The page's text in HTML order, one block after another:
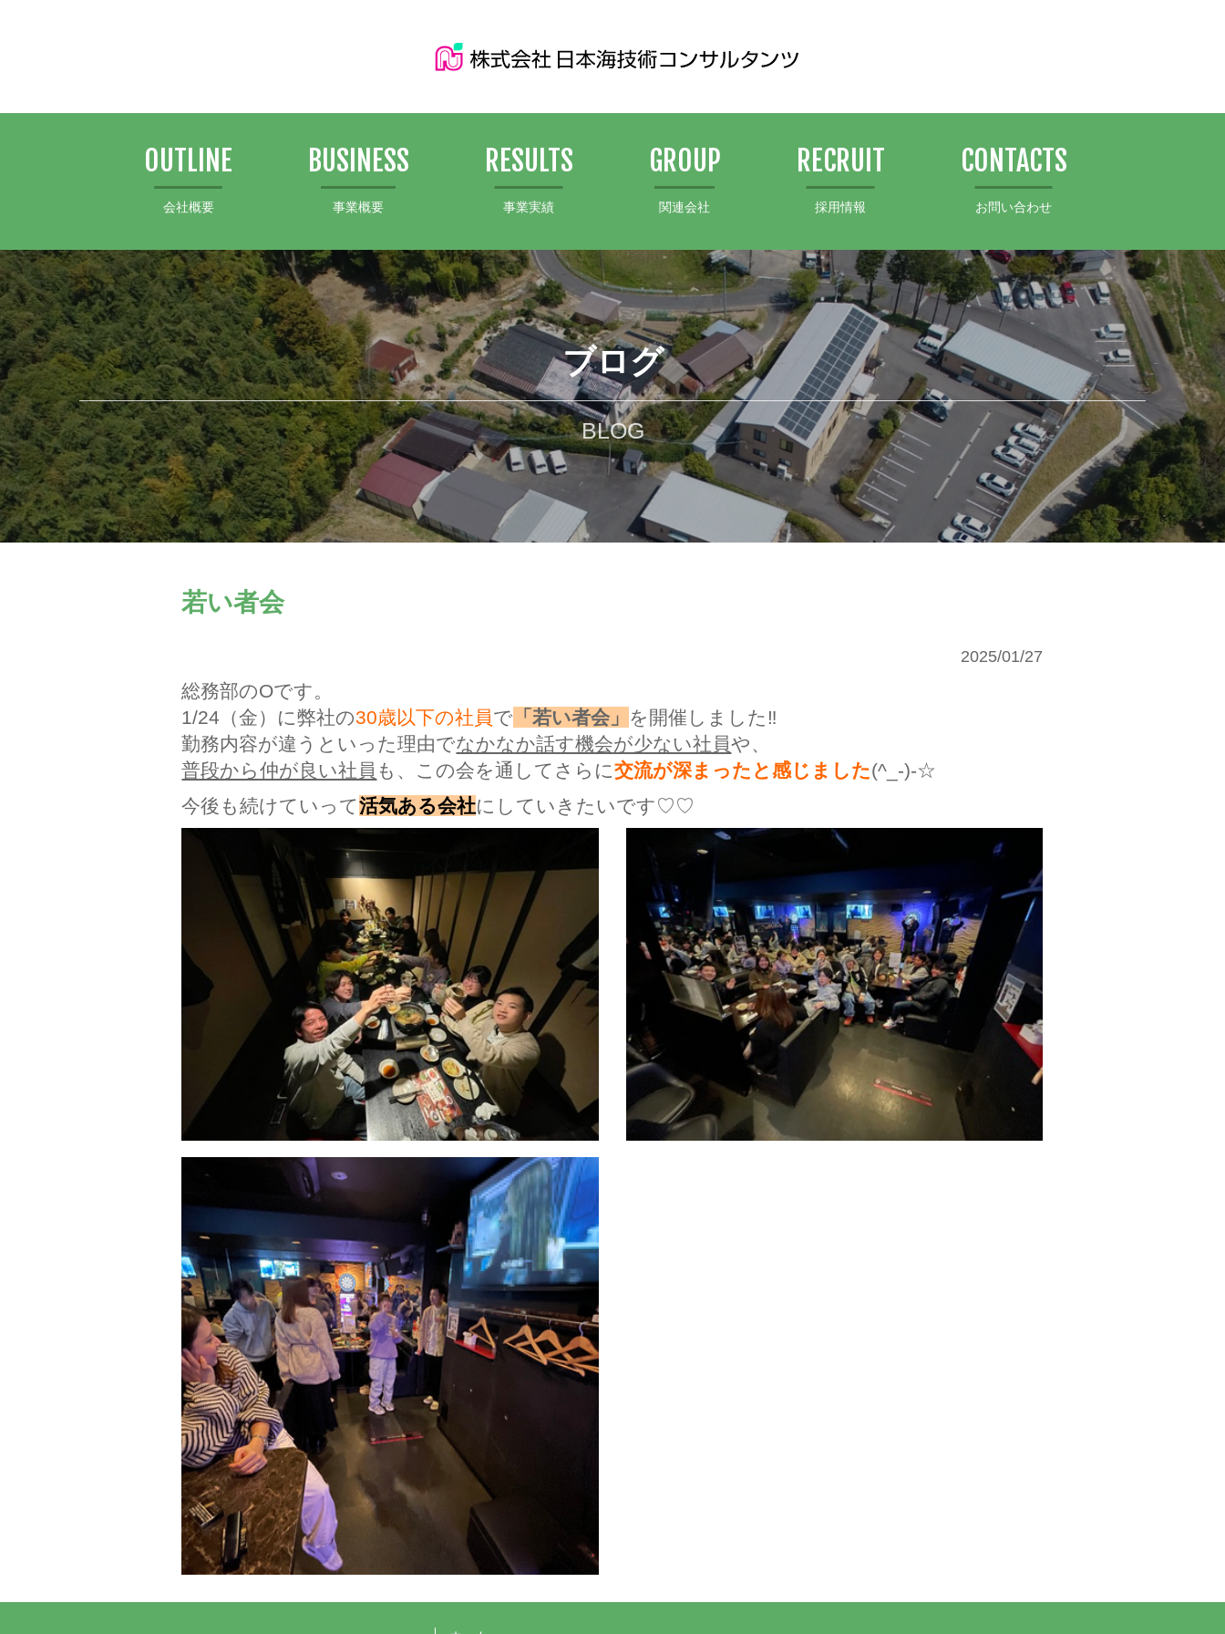
OUTLINE
会社概要
BUSINESS
事業概要
RESULTS
事業実績
GROUP
関連会社
RECRUIT
採用情報
CONTACTS
お問い合わせ
ブログ
BLOG
若い者会
2025/01/27
総務部のOです。
1/24（金）に弊社の30歳以下の社員で 「若い者会」 を開催しました‼
勤務内容が違うといった理由でなかなか話す機会が少ない社員や、
普段から仲が良い社員 も、この会を通してさらに交流が深まったと感じました(^_-)-☆
今後も続けていって活気ある会社にしていきたいです♡♡